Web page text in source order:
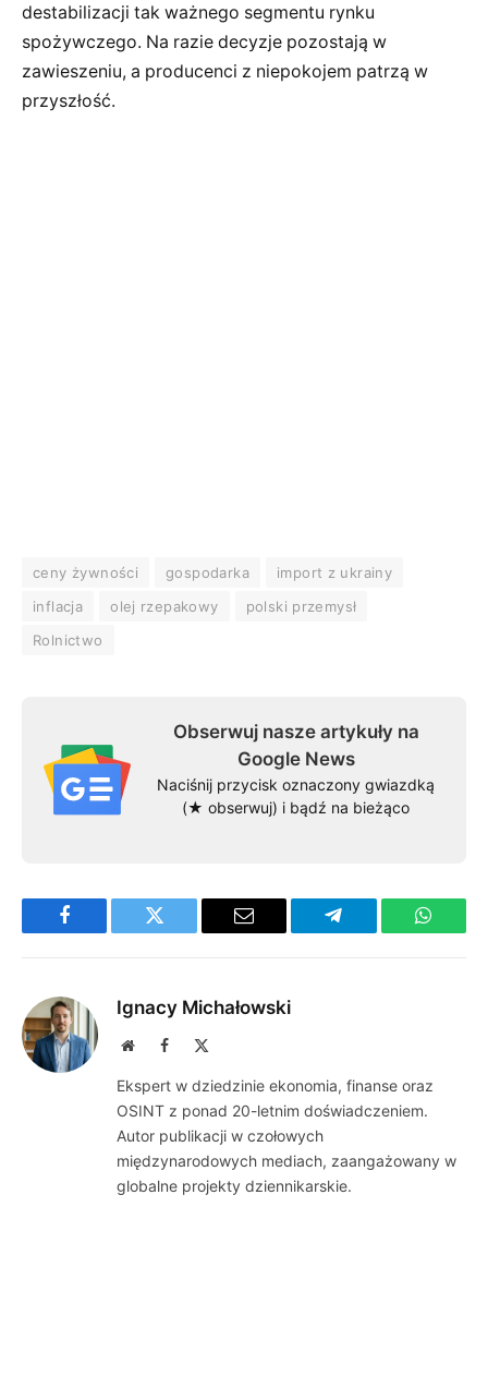
destabilizacji tak ważnego segmentu rynku
spożywczego. Na razie decyzje pozostają w
zawieszeniu, a producenci z niepokojem patrzą w
przyszłość.
ceny żywności gospodarka
import z ukrainy
inflacja
olej rzepakowy
polski przemysł
Rolnictwo
Obserwuj nasze artykuły na
Google News
Naciśnij przycisk oznaczony gwiazdką
(★ obserwuj) i bądź na bieżąco
Facebook Twitter Email Telegram
Ignacy Michałowski
WebsiteFacebook
Ekspert w dziedzinie ekonomia, finanse oraz
OSINT z ponad 20-letnim doświadczeniem.
Autor publikacji w czołowych
międzynarodowych mediach, zaangażowany w
globalne projekty dziennikarskie.